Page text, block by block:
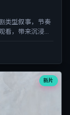
类型叙事，节奏
看，带来沉浸式
新片